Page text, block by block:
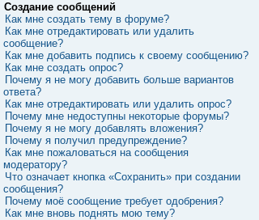
Создание сообщений
Как мне создать тему в форуме?
Как мне отредактировать или удалить
сообщение?
Как мне добавить подпись к своему сообщению?
Как мне создать опрос?
Почему я не могу добавить больше вариантов
ответа?
Как мне отредактировать или удалить опрос?
Почему мне недоступны некоторые форумы?
Почему я не могу добавлять вложения?
Почему я получил предупреждение?
Как мне пожаловаться на сообщения
модератору?
Что означает кнопка «Сохранить» при создании
сообщения?
Почему моё сообщение требует одобрения?
Как мне вновь поднять мою тему?